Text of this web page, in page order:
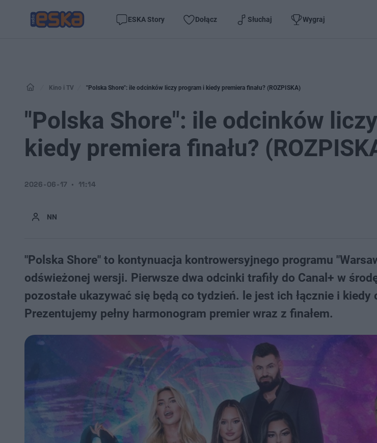
ESKA Story Dołącz Słuchaj Wygraj
Kino i TV "Polska Shore": ile odcinków liczy program i kiedy premiera finału? (ROZPISKA)
"Polska Shore": ile odcinków
kiedy premiera finału?
NN
2026-06-17 11:14
"Polska Shore" to kontynuacja kontrowersyjnego programu
odświeżonej wersji. Pierwsze dwa odcinki trafiły do Canal+ w
pozostałe ukazywać się będą co tydzień. le jest ich łącznie i
Prezentujemy pełny harmonogram premier wraz z finałem.